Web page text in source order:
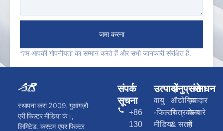
जमा करना
*हम आपकी गोपनीयता का सम्मान करते हैं और सभी जानकारी संरक्षित हैं.
स्थापना करा 2009, गुआंगज़ौ
एरी फिल्टर मीडिया कं।,
लिमिटेड. कस्टम एयर फिल्टर
उत्पादों
वायु
-फिल्टर
मीडिया
अनुप्रयोग
औद्योगिक
चित्रकला
& सतह
संसाधन
हवादार
के बारे
में
संपर्क
सूचना
+86
130